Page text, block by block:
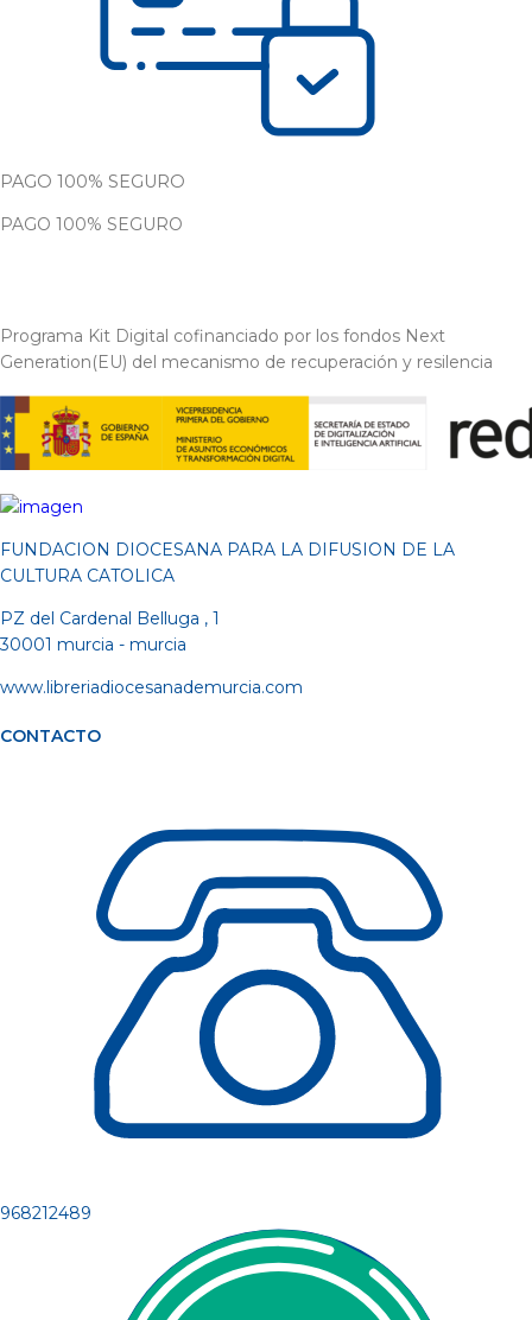
PAGO 100% SEGURO
PAGO 100% SEGURO
Programa Kit Digital cofinanciado por los fondos Next
Generation(EU) del mecanismo de recuperación y resilencia
FUNDACION DIOCESANA PARA LA DIFUSION DE LA
CULTURA CATOLICA
PZ del Cardenal Belluga , 1
30001 murcia - murcia
www.libreriadiocesanademurcia.com
CONTACTO
968212489